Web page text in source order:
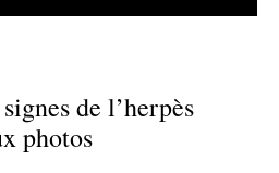
de l’herpès
photos